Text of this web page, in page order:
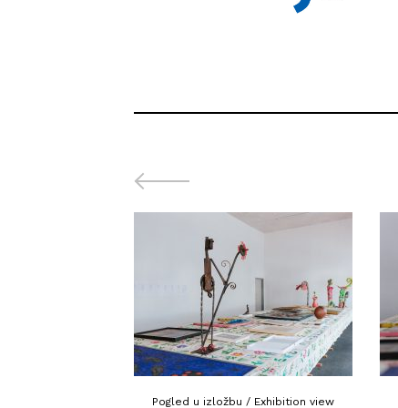
Pogled u izložbu / Exhibition view